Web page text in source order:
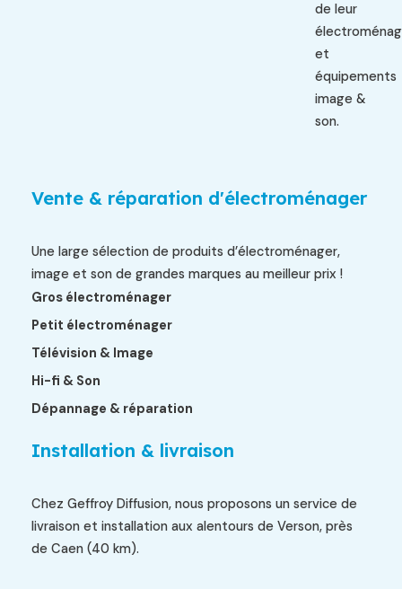
de leur
et
équipements
image &
son.
Vente & réparation d'électroménager
Une large sélection de produits d’électroménager,
image et son de grandes marques au meilleur prix !
Gros électroménager
Petit électroménager
Télévision & Image
Hi-fi & Son
Dépannage & réparation
Installation & livraison
Chez Geffroy Diffusion, nous proposons un service de
livraison et installation aux alentours de Verson, près
de Caen (40 km).